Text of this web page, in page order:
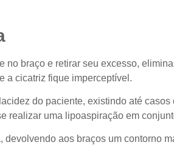
no braço e retirar seu excesso,
a cicatriz fique imperceptível.
do paciente, existindo até
realizar uma lipoaspiração em
aos braços um contorno